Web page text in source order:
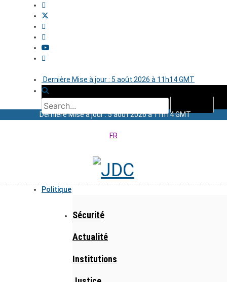
Dernière Mise à jour : 5 août 2026 à 11h14 GMT
Dernière Mise à jour : 5 août 2026 à 11h14 GMT
FR
Politique
Sécurité
Actualité
Institutions